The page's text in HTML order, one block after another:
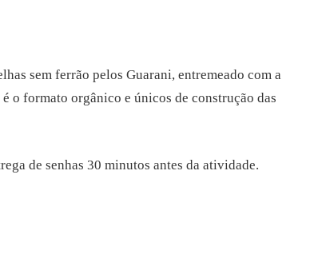
sem ferrão pelos Guarani, entremeado com a
o formato orgânico e únicos de construção das
de senhas 30 minutos antes da atividade.